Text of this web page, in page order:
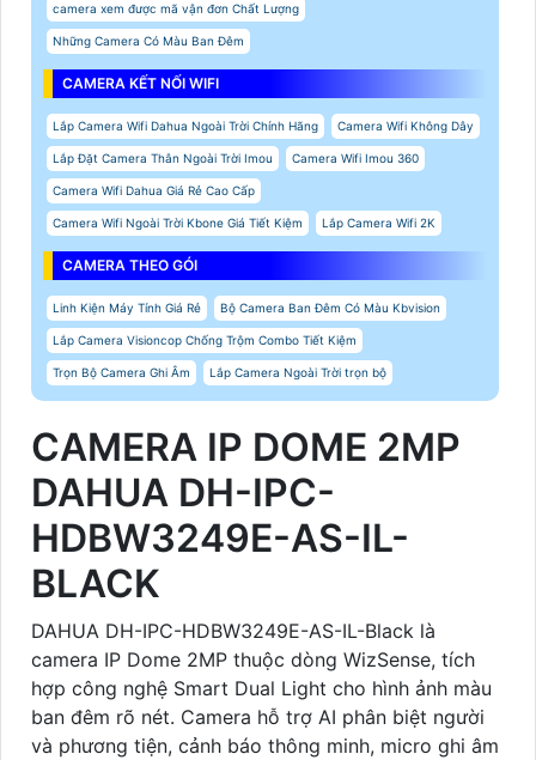
camera xem được mã vận đơn Chất Lượng
Những Camera Có Màu Ban Đêm
CAMERA KẾT NỐI WIFI
Lắp Camera Wifi Dahua Ngoài Trời Chính Hãng Camera Wifi Không Dây
Lắp Đặt Camera Thân Ngoài Trời Imou Camera Wifi Imou 360
Camera Wifi Dahua Giá Rẻ Cao Cấp
Camera Wifi Ngoài Trời Kbone Giá Tiết Kiệm Lắp Camera Wifi 2K
CAMERA THEO GÓI
Linh Kiện Máy Tính Giá Rẻ Bộ Camera Ban Đêm Có Màu Kbvision
Lắp Camera Visioncop Chống Trộm Combo Tiết Kiệm
Trọn Bộ Camera Ghi Âm Lắp Camera Ngoài Trời trọn bộ
CAMERA IP DOME 2MP
DAHUA DH-IPC-
HDBW3249E-AS-IL-
BLACK
DAHUA DH-IPC-HDBW3249E-AS-IL-Black là
camera IP Dome 2MP thuộc dòng WizSense, tích
hợp công nghệ Smart Dual Light cho hình ảnh màu
ban đêm rõ nét. Camera hỗ trợ AI phân biệt người
và phương tiện, cảnh báo thông minh, micro ghi âm